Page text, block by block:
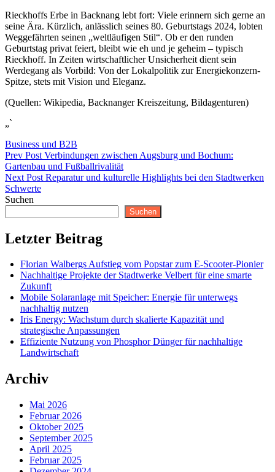
Rieckhoffs Erbe in Backnang lebt fort: Viele erinnern sich gerne an
seine Ära. Kürzlich, anlässlich seines 80. Geburtstags 2024, lobten
Weggefährten seinen „weltläufigen Stil“. Ob er den runden
Geburtstag privat feiert, bleibt wie eh und je geheim – typisch
Rieckhoff. In Zeiten wirtschaftlicher Unsicherheit dient sein
Werdegang als Vorbild: Von der Lokalpolitik zur Energiekonzern-
Spitze, stets mit Vision und Eleganz.
(Quellen: Wikipedia, Backnanger Kreiszeitung, Bildagenturen)
„`
Categories
Business und B2B
Beitragsnavigation
Previous
Post
Prev Post Verbindungen zwischen Augsburg und Bochum:
Gartenbau und Fußballrivalität
Next
Post
Next Post Reparatur und kulturelle Highlights bei den Stadtwerken
Schwerte
Suchen
Suchen
Letzter Beitrag
Florian Walbergs Aufstieg vom Popstar zum E-Scooter-Pionier
Nachhaltige Projekte der Stadtwerke Velbert für eine smarte
Zukunft
Mobile Solaranlage mit Speicher: Energie für unterwegs
nachhaltig nutzen
Iris Energy: Wachstum durch skalierte Kapazität und
strategische Anpassungen
Effiziente Nutzung von Phosphor Dünger für nachhaltige
Landwirtschaft
Archiv
Mai 2026
Februar 2026
Oktober 2025
September 2025
April 2025
Februar 2025